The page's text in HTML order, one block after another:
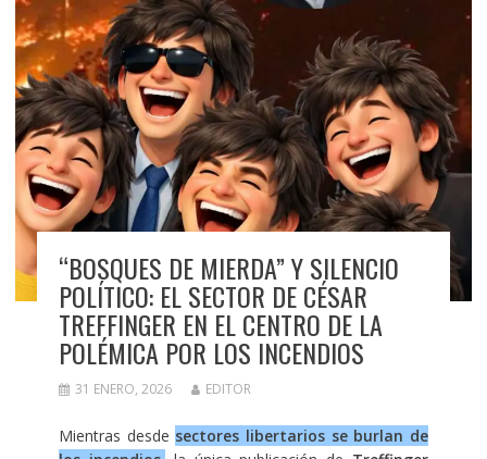
“BOSQUES DE MIERDA” Y SILENCIO
POLÍTICO: EL SECTOR DE CÉSAR
TREFFINGER EN EL CENTRO DE LA
POLÉMICA POR LOS INCENDIOS
31 ENERO, 2026 EDITOR
Mientras desde sectores libertarios se burlan de